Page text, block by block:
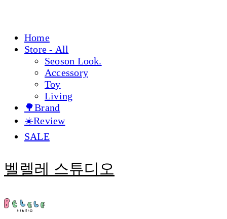
Home
Store - All
Seoson Look.
Accessory
Toy
Living
🌳Brand
☀️Review
SALE
벨렐레 스튜디오